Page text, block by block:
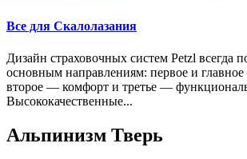
Все для Скалолазания
Дизайн страховочных систем Petzl всегда
основным направлениям: первое и
второе — комфорт и третье —
Высококачественные...
Альпинизм Тверь